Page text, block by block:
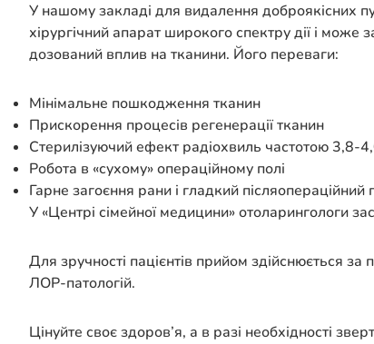
У нашому закладі для видалення доброякісних
хірургічний апарат широкого спектру дії і може
дозований вплив на тканини. Його переваги:
Мінімальне пошкодження тканин
Прискорення процесів регенерації тканин
Стерилізуючий ефект радіохвиль частотою 3,8-
Робота в «сухому» операційному полі
Гарне загоєння рани і гладкий післяопераційний
У «Центрі сімейної медицини» отоларингологи
Для зручності пацієнтів прийом здійснюється
ЛОР-патологій.
Цінуйте своє здоров’я, а в разі необхідності